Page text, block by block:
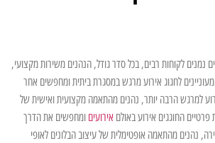
נמנים לקוחות רבים, בכל סדר גודל, הנהנים משירות מקצועי,
לחגוג אירוע מרגש במסגרת ביתית ומחפשים אחר
למרגש הרבה יותר, נהנים מהתאמה מקצועית ואישית של
החוגגים אירוע באולם אירועים ומחפשים את הדרך
נהנים מהתאמה אופטימלית של עיצוב הבלונים לאופי